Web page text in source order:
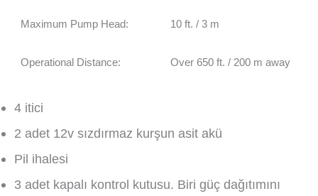
Maximum Pump Head: 10 ft. / 3 m
Operational Distance: Over 650 ft. / 200 m away
4 itici
2 adet 12v sızdırmaz kurşun asit akü
Pil ihalesi
3 adet kapalı kontrol kutusu. Biri güç dağıtımını